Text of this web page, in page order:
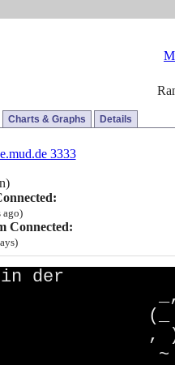
Charts & Graphs Details
3333
ago)
Connected:
in der
__, _
|_ | |_
| | | |
~ ~